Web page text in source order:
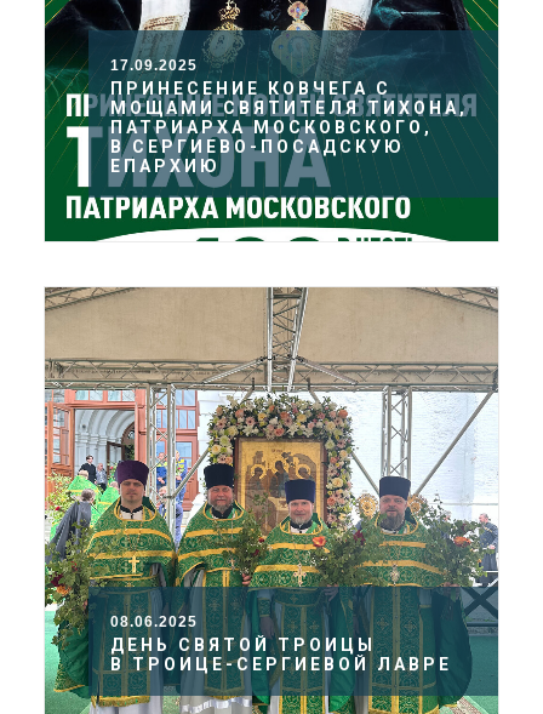
17.09.2025
ПРИНЕСЕНИЕ КОВЧЕГА С
МОЩАМИ СВЯТИТЕЛЯ ТИХОНА,
ПАТРИАРХА МОСКОВСКОГО,
В СЕРГИЕВО-ПОСАДСКУЮ
ЕПАРХИЮ
08.06.2025
ДЕНЬ СВЯТОЙ ТРОИЦЫ
В ТРОИЦЕ-СЕРГИЕВОЙ ЛАВРЕ